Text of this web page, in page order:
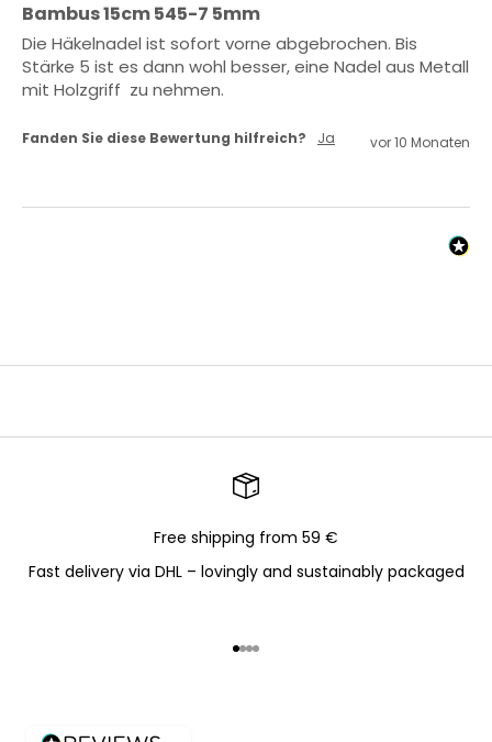
Bambus 15cm 545-7 5mm
Die Häkelnadel ist sofort vorne abgebrochen. Bis
Stärke 5 ist es dann wohl besser, eine Nadel aus Metall
mit Holzgriff  zu nehmen.
Fanden Sie diese Bewertung hilfreich? Ja vor 10 Monaten
Free shipping from 59 €
Fast delivery via DHL – lovingly and sustainably packaged
Go to item 1
Go to item 2
Go to item 3
Go to item 4